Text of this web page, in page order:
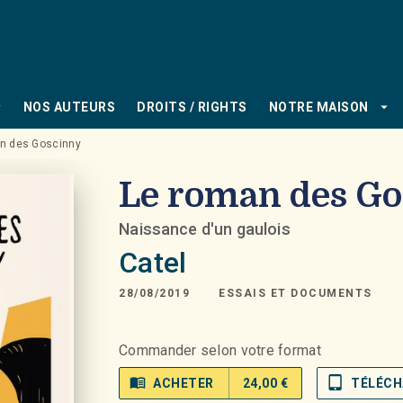
NOS AUTEURS DROITS / RIGHTS NOTRE MAISON arrow_drop_down
des Goscinny
Le roman des
Naissance d'un gaulois
Catel
28/08/2019 ESSAIS ET DOCUMENTS
Commander selon votre format
menu_book ACHETER 24,00 € tablet_mac